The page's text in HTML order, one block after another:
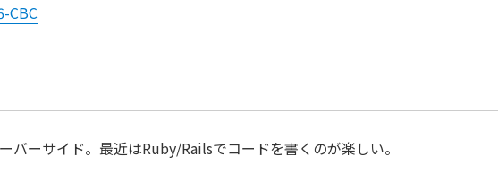
CBC
ーサイド。最近はRuby/Railsでコードを書くのが楽しい。